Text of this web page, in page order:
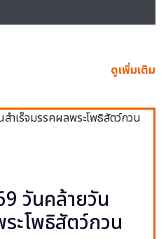
ดูเพิ่มเติม
วันคล้ายวัน
ะโพธิสัตว์กวน